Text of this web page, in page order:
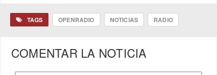
TAGS OPENRADIO NOTICIAS RADIO
COMENTAR LA NOTICIA